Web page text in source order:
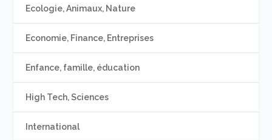
Ecologie, Animaux, Nature
Economie, Finance, Entreprises
Enfance, famille, éducation
High Tech, Sciences
International